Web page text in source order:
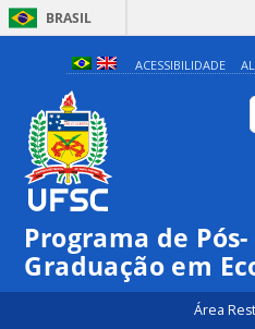
BRASIL
ACESSIBILIDADE
Programa de Pós-
Graduação em
Área